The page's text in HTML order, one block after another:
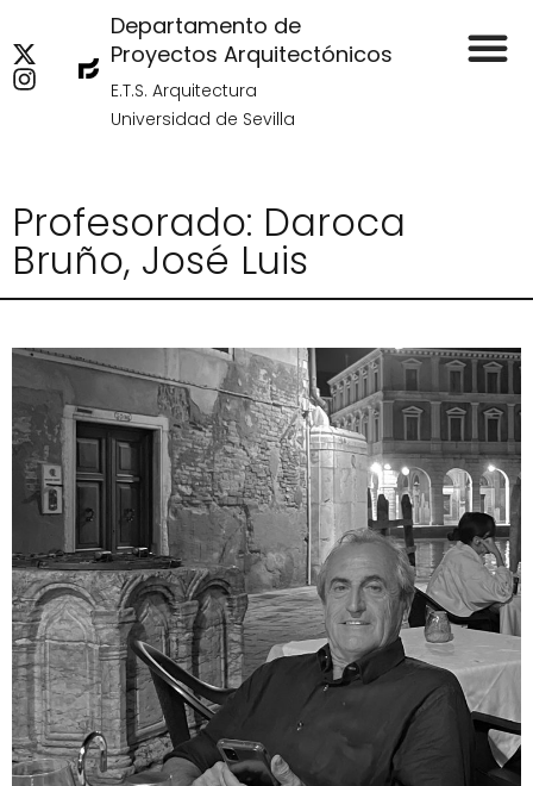
Departamento de
Proyectos Arquitectónicos
E.T.S. Arquitectura
Universidad de Sevilla
Profesorado: Daroca
Bruño, José Luis